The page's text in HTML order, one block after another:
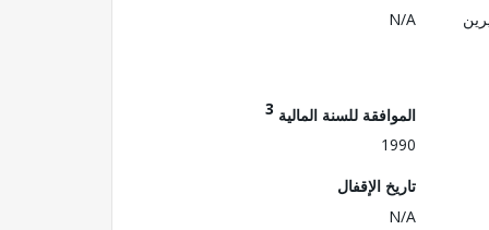
N/A
الموافقة للسنة المالية 3
1990
تاريخ الإقفال
N/A